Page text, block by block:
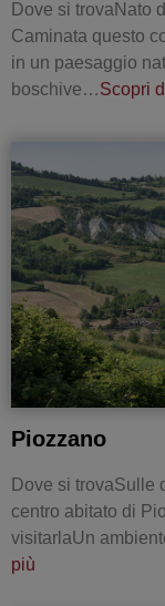
Dove si trovaNato
Caminata questo
in un paesaggio
boschive…Scopri
Piozzano
Dove si trovaSulle
centro abitato di
visitarlaUn
più